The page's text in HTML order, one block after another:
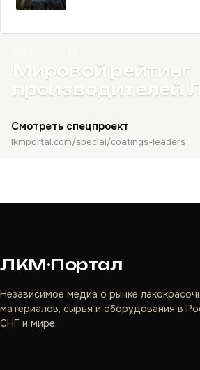
Мировой рейтинг
производителей
Смотреть спецпроект
lkmportal.com/special/coatings-leaders
ЛКМ·Портал
Независимое медиа о рынке
материалов, сырья и оборудования в
СНГ и мире.